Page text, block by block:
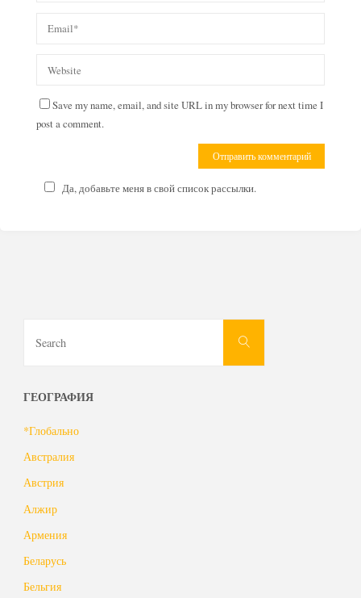
Save my name, email, and site URL in my browser for next time I
post a comment.
Да, добавьте меня в свой список рассылки.
Search
ГЕОГРАФИЯ
*Глобально
Австралия
Австрия
Алжир
Армения
Беларусь
Бельгия